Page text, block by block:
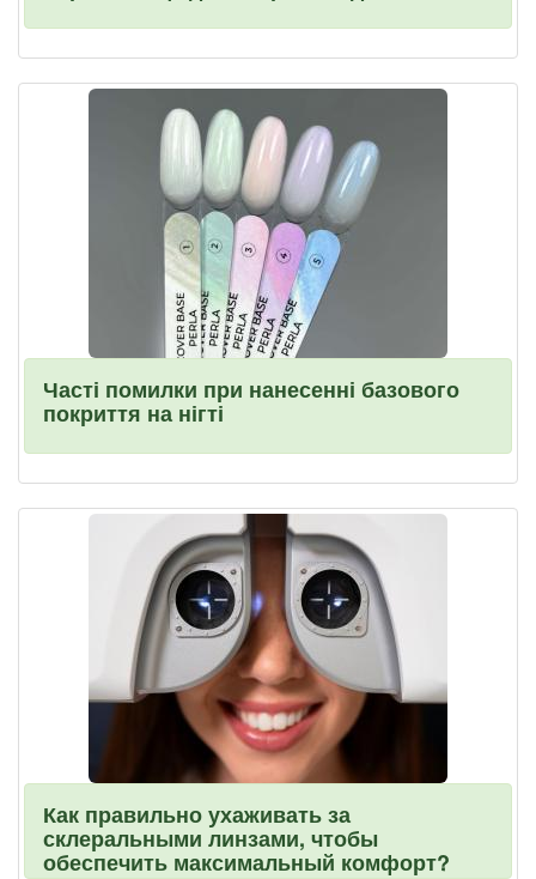
Часті помилки при нанесенні базового
покриття на нігті
Как правильно ухаживать за
склеральными линзами, чтобы
обеспечить максимальный комфорт?